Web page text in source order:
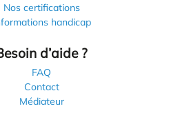
Nos certifications
handicap
d’aide ?
FAQ
Contact
Médiateur